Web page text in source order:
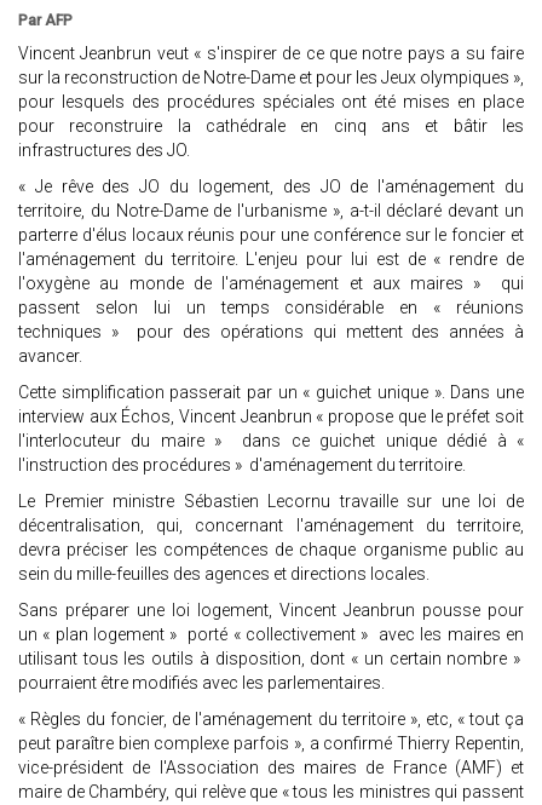
Par AFP
Vincent Jeanbrun veut « s'inspirer de ce que notre pays a su faire
sur la reconstruction de Notre-Dame et pour les Jeux olympiques »,
pour lesquels des procédures spéciales ont été mises en place
pour reconstruire la cathédrale en cinq ans et bâtir les
infrastructures des JO.
« Je rêve des JO du logement, des JO de l'aménagement du
territoire, du Notre-Dame de l'urbanisme », a-t-il déclaré devant un
parterre d'élus locaux réunis pour une conférence sur le foncier et
l'aménagement du territoire. L'enjeu pour lui est de « rendre de
l'oxygène au monde de l'aménagement et aux maires » qui
passent selon lui un temps considérable en « réunions
techniques » pour des opérations qui mettent des années à
avancer.
Cette simplification passerait par un « guichet unique ». Dans une
interview aux Échos, Vincent Jeanbrun « propose que le préfet soit
l'interlocuteur du maire » dans ce guichet unique dédié à «
l'instruction des procédures » d'aménagement du territoire.
Le Premier ministre Sébastien Lecornu travaille sur une loi de
décentralisation, qui, concernant l'aménagement du territoire,
devra préciser les compétences de chaque organisme public au
sein du mille-feuilles des agences et directions locales.
Sans préparer une loi logement, Vincent Jeanbrun pousse pour
un « plan logement » porté « collectivement » avec les maires en
utilisant tous les outils à disposition, dont « un certain nombre »
pourraient être modifiés avec les parlementaires.
« Règles du foncier, de l'aménagement du territoire », etc, « tout ça
peut paraître bien complexe parfois », a confirmé Thierry Repentin,
vice-président de l'Association des maires de France (AMF) et
maire de Chambéry, qui relève que « tous les ministres qui passent